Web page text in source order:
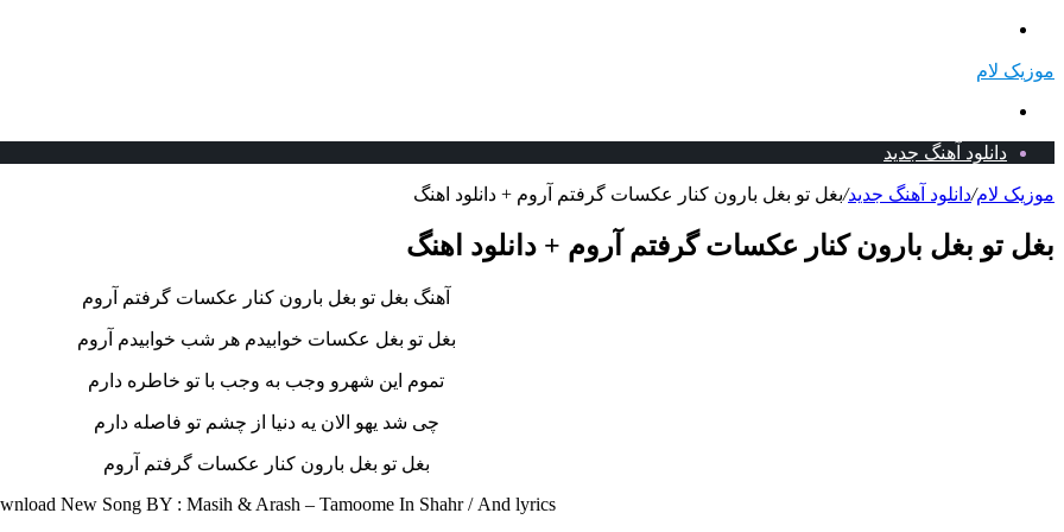
موزیک لام
دانلود آهنگ جدید
موزیک لام/دانلود آهنگ جدید/بغل تو بغل بارون کنار عکسات گرفتم آروم + دانلود اهنگ
بغل تو بغل بارون کنار عکسات گرفتم آروم + دانلود اهنگ
آهنگ بغل تو بغل بارون کنار عکسات گرفتم آروم
بغل تو بغل عکسات خوابیدم هر شب خوابیدم آروم
تموم این شهرو وجب به وجب با تو خاطره دارم
چی شد یهو الان یه دنیا از چشم تو فاصله دارم
بغل تو بغل بارون کنار عکسات گرفتم آروم
New Song BY : Masih & Arash – Tamoome In Shahr / And lyrics